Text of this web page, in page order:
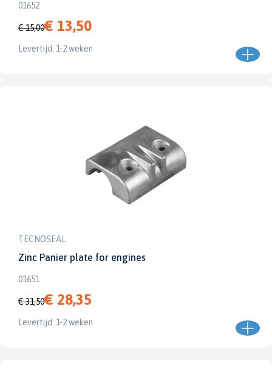
01652
€ 15,00€ 13,50
Levertijd: 1-2 weken
TECNOSEAL
Zinc Panier plate for engines
01651
€ 31,50€ 28,35
Levertijd: 1-2 weken